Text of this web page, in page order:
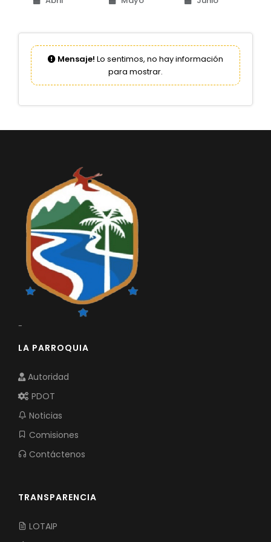
GESTIÓN ADMINISTRATIVA
Plan de desarrollo y Ordenamiento Territorial -
Plan Anual Contratación - PAC
Plan Operativo Anual - POA
Cédulas presupuestarias y balances
Procesos de contratación
Ejecución Presupuestaria
Obras y proyectos
Mensaje! Lo sentimos, no hay información
para mostrar.
-
LA PARROQUIA
Autoridad
PDOT
Noticias
Comisiones
Contáctenos
TRANSPARENCIA
LOTAIP